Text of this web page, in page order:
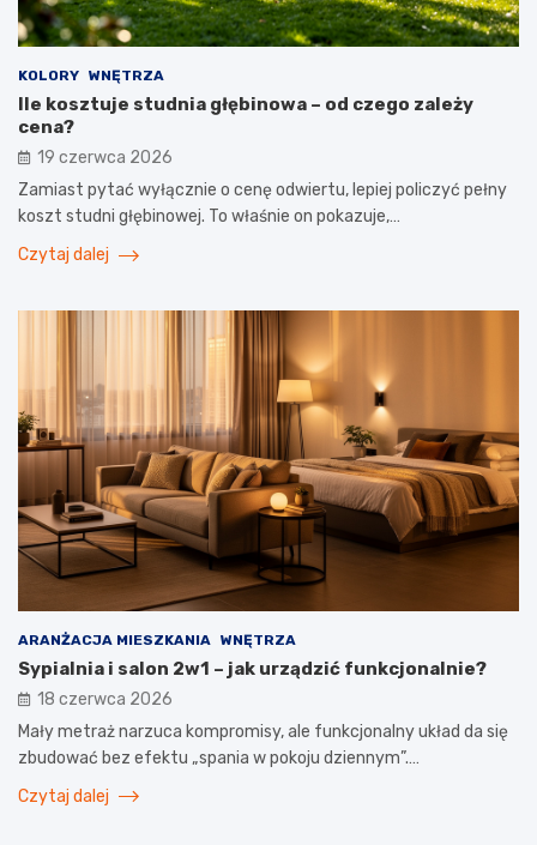
KOLORY WNĘTRZA
Ile kosztuje studnia głębinowa – od czego zależy
cena?
19 czerwca 2026
Zamiast pytać wyłącznie o cenę odwiertu, lepiej policzyć pełny
koszt studni głębinowej. To właśnie on pokazuje,…
Czytaj dalej
ARANŻACJA MIESZKANIA WNĘTRZA
Sypialnia i salon 2w1 – jak urządzić funkcjonalnie?
18 czerwca 2026
Mały metraż narzuca kompromisy, ale funkcjonalny układ da się
zbudować bez efektu „spania w pokoju dziennym”.…
Czytaj dalej